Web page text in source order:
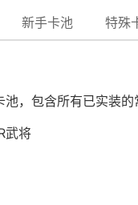
新手卡池 特殊
，包含所有已实装的
武将